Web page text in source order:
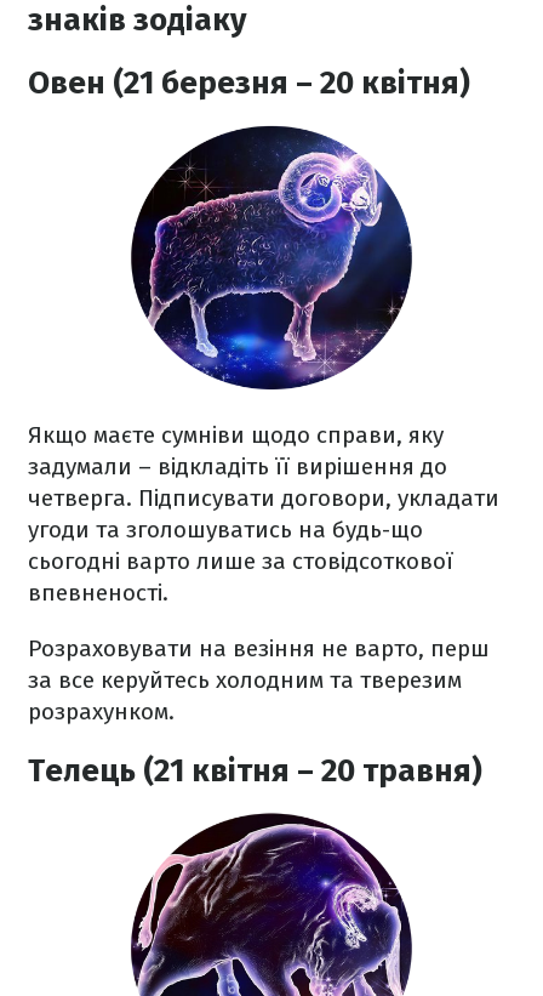
знаків зодіаку
Овен (21 березня – 20 квітня)
Якщо маєте сумніви щодо справи, яку
задумали – відкладіть її вирішення до
четверга. Підписувати договори, укладати
угоди та зголошуватись на будь-що
сьогодні варто лише за стовідсоткової
впевненості.
Розраховувати на везіння не варто, перш
за все керуйтесь холодним та тверезим
розрахунком.
Телець (21 квітня – 20 травня)